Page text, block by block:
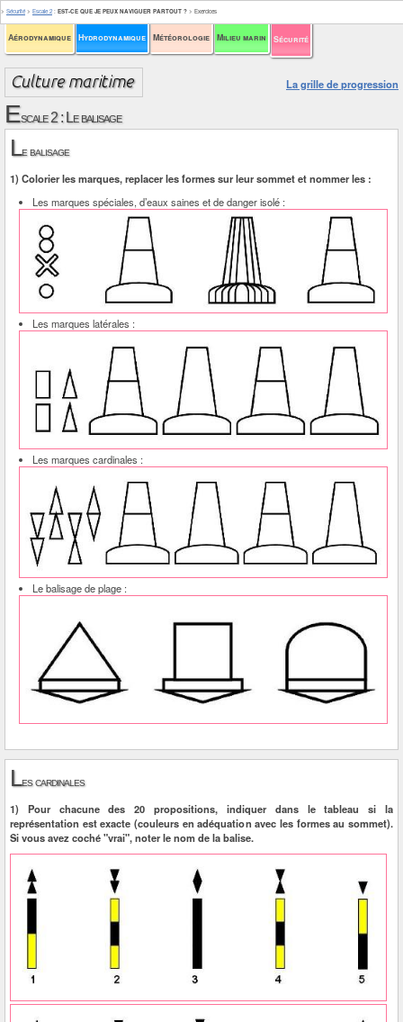
Aérodynamique Hydrodynamique Météorologie Milieu marin Sécurité
> Sécurité > Escale 2 : EST-CE QUE JE PEUX NAVIGUER PARTOUT ? > Exercices
La grille de progression
Escale 2 : Le balisage
Le balisage
1) Colorier les marques, replacer les formes sur leur sommet et nommer les :
Les marques spéciales, d’eaux saines et de danger isolé :
Les marques latérales :
Les marques cardinales :
Le balisage de plage :
Les cardinales
1) Pour chacune des 20 propositions, indiquer dans le tableau si la
représentation est exacte (couleurs en adéquation avec les formes au sommet).
Si vous avez coché "vrai", noter le nom de la balise.